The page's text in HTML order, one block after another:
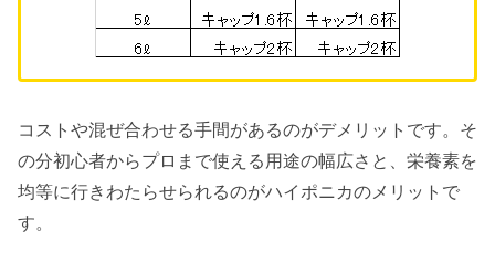
コストや混ぜ合わせる手間があるのがデメリットです。そ
の分初心者からプロまで使える用途の幅広さと、栄養素を
均等に行きわたらせられるのがハイポニカのメリットで
す。